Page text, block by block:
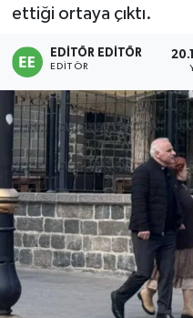
ettiği ortaya çıktı.
EDITÖR EDITÖR
EDITÖR
Magazin
Sağlık
Siyaset
Spor
Türkiye